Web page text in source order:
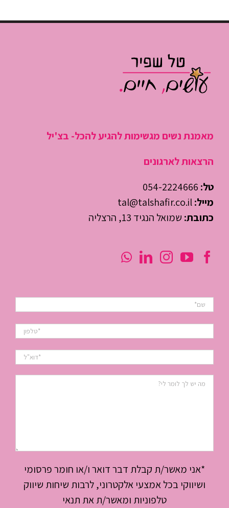
יום עבודה
היום
מאמנת נשים מגשימות להגיע להכל- בצ'יל
הרצאות לארגונים
טל: 054-2224666
מייל:tal@talshafir.co.il
כתובת: שמואל הנגיד 13, הרצליה
*אני מאשר/ת קבלת דבר דואר ו/או חומר פרסומי
ושיווקי בכל אמצעי אלקטרוני, לרבות שיחות שיווק
טלפוניות ומאשר/ת את תנאי